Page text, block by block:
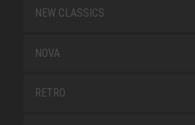
NEW CLASSICS
NOVA
RETRO